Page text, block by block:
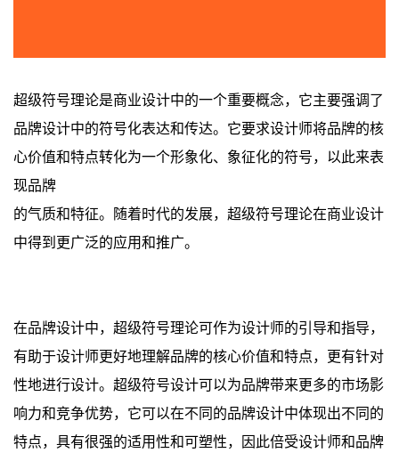
超级符号理论是商业设计中的一个重要概念，它主要强调了
品牌设计中的符号化表达和传达。它要求设计师将品牌的核
心价值和特点转化为一个形象化、象征化的符号，以此来表
现品牌
的气质和特征。随着时代的发展，超级符号理论在商业设计
中得到更广泛的应用和推广。
在品牌设计中，超级符号理论可作为设计师的引导和指导，
有助于设计师更好地理解品牌的核心价值和特点，更有针对
性地进行设计。超级符号设计可以为品牌带来更多的市场影
响力和竞争优势，它可以在不同的品牌设计中体现出不同的
特点，具有很强的适用性和可塑性，因此倍受设计师和品牌